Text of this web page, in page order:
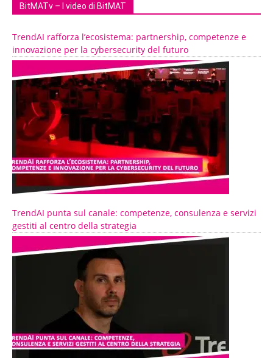
BitMATv – I video di BitMAT
TrendAI rafforza l’ecosistema: partnership, competenze e
innovazione per la cybersecurity del futuro
TrendAI punta sul canale: competenze, consulenza e servizi
gestiti al centro della strategia